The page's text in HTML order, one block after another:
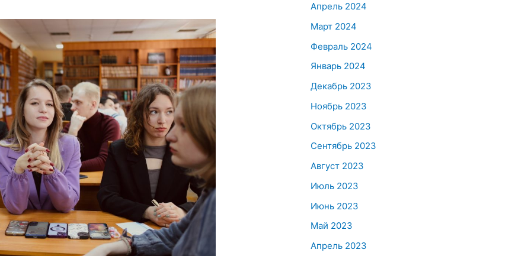
Апрель 2024
Март 2024
Февраль 2024
Январь 2024
Декабрь 2023
Ноябрь 2023
Октябрь 2023
Сентябрь 2023
Август 2023
Июль 2023
Июнь 2023
Май 2023
Апрель 2023